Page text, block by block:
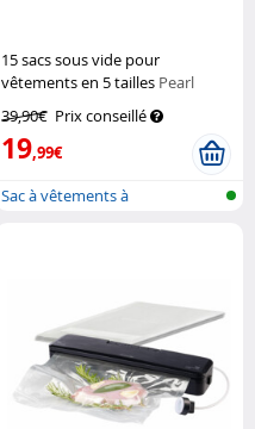
15 sacs sous vide pour
vêtements en 5 tailles Pearl
39,90€ Prix conseillé
19,99€
Sac à vêtements à